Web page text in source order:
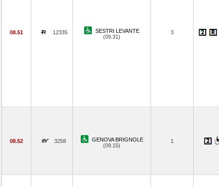
08.51 12335
SESTRI LEVANTE
(09.31)
3
08.52 3258
GENOVA BRIGNOLE
(09.15)
1